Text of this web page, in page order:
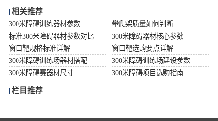
相关推荐
300米障碍训练器材参数
攀爬架质量如何判断
标准300米障碍器材参数对比
300米障碍器材核心参数
窗口靶规格标准详解
窗口靶选购要点详解
300米障碍训练场器材搭配
300米障碍训练场建设参数
300米障碍赛器材尺寸
300米障碍项目选购指南
栏目推荐
400米障碍器材